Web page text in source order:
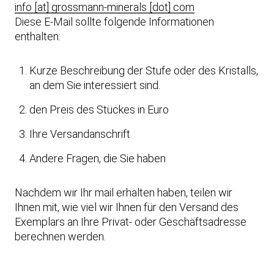
info [at] grossmann-minerals [dot] com
Diese E-Mail sollte folgende Informationen
enthalten:
Kurze Beschreibung der Stufe oder des Kristalls,
an dem Sie interessiert sind.
den Preis des Stückes in Euro
Ihre Versandanschrift
Andere Fragen, die Sie haben
Nachdem wir Ihr mail erhalten haben, teilen wir
Ihnen mit, wie viel wir Ihnen für den Versand des
Exemplars an Ihre Privat- oder Geschäftsadresse
berechnen werden.